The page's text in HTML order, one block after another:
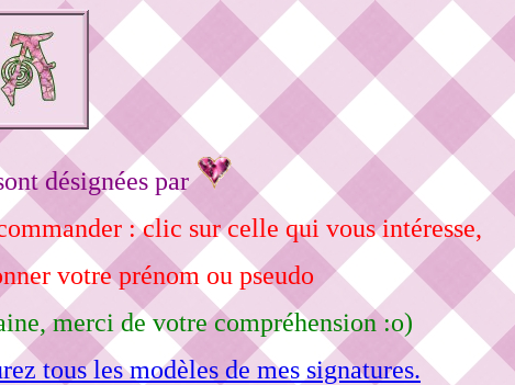
désignées par
: clic sur celle qui vous intéresse,
votre prénom ou pseudo
merci de votre compréhension :o)
tous les modèles de mes signatures.